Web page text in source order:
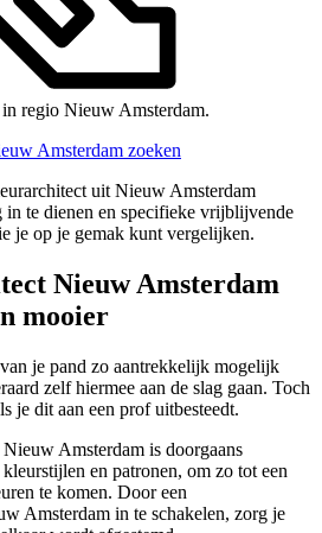
regio Nieuw Amsterdam.
Amsterdam zoeken
uit Nieuw Amsterdam
in te dienen en specifieke vrijblijvende
je op je gemak kunt vergelijken.
Nieuw Amsterdam
mooier
je pand zo aantrekkelijk mogelijk
zelf hiermee aan de slag gaan. Toch
je dit aan een prof uitbesteedt.
Amsterdam is doorgaans
en patronen, om zo tot een
te komen. Door een
Amsterdam in te schakelen, zorg je